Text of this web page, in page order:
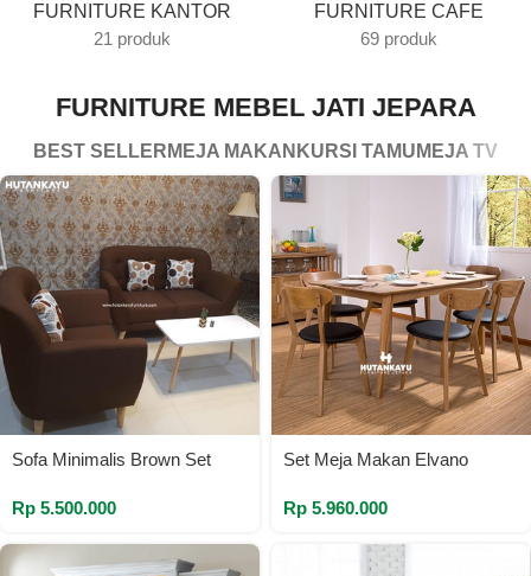
FURNITURE KANTOR
21 produk
FURNITURE CAFE
69 produk
FURNITURE MEBEL JATI JEPARA
BEST SELLER MEJA MAKAN KURSI TAMU MEJA TV
Sofa Minimalis Brown Set
Rp 5.500.000
Set Meja Makan Elvano
Rp 5.960.000